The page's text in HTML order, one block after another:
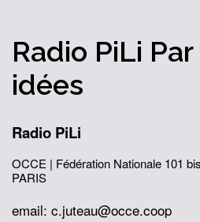
Radio PiLi
idées
Radio PiLi
OCCE | Fédération Nationale 101
PARIS
email: c.juteau@occe.coop